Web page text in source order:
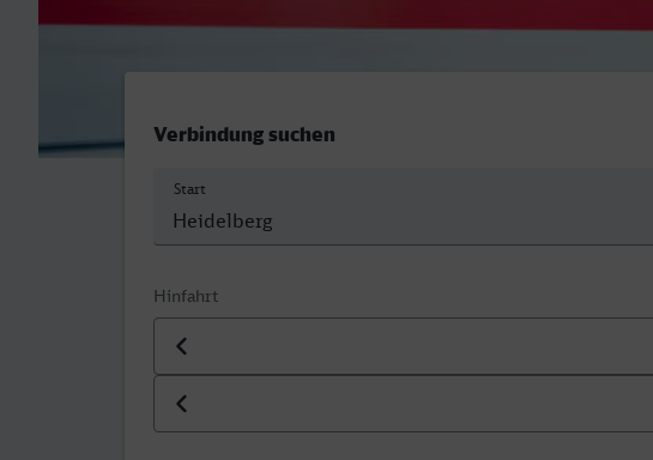
Verbindung suchen
Start
Hinfahrt
Datum der Hinfahrt
Uhrzeit der Hinfahrt